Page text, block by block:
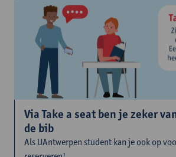
Via Take a seat ben je zeker
de bib
Als UAntwerpen student kan je ook op